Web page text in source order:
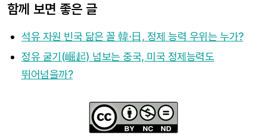
함께 보면 좋은 글
석유 자원 빈국 닮은 꼴 韓·日, 정제 능력 우위는 누가?
정유 굴기(崛起) 넘보는 중국, 미국 정제능력도
뛰어넘을까?